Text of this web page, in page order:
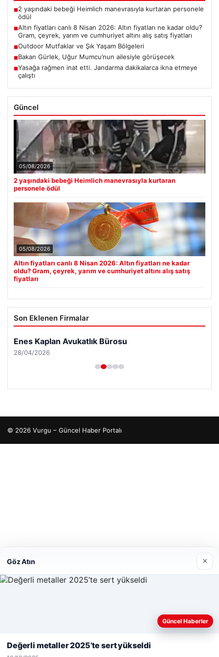
■2 yaşındaki bebeği Heimlich manevrasıyla kurtaran personele
ödül
■Altın fiyatları canlı 8 Nisan 2026: Altın fiyatları ne kadar oldu?
Gram, çeyrek, yarım ve cumhuriyet altını alış satış fiyatları
■Outdoor Mutfaklar ve Şık Yaşam Bölgeleri
■Bakan Gürlek, Uğur Mumcu’nun ailesiyle görüşecek
■Yasağa rağmen inat etti. Jandarma dakikalarca ikna etmeye
çalıştı
Güncel
05/08/2026
2 yaşındaki bebeği Heimlich manevrasıyla kurtaran
personele ödül
05/08/2026
Altın fiyatları canlı 8 Nisan 2026: Altın fiyatları ne kadar
oldu? Gram, çeyrek, yarım ve cumhuriyet altını alış satış
fiyatları
Son Eklenen Firmalar
Enes Kaplan Avukatlık Bürosu
28/04/2026
© 2026 Vurgu – Güncel Haber Portalı
Web sitemizi nasıl kullandığınızı daha iyi anlayabilmek,
deneyiminizi kişiselleştirmek ve geliştirmek amacıyla çerezler
Reddet
Göz Atın ×
Güncel Haberler
Değerli metaller 2025’te sert yükseldi